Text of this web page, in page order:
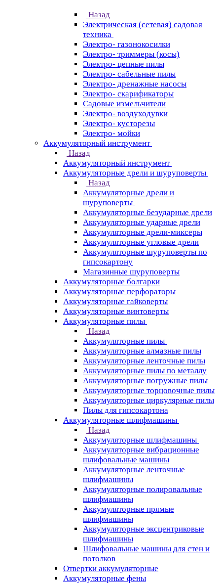
Назад
Электрическая (сетевая) садовая
техника
Электро- газонокосилки
Электро- триммеры (косы)
Электро- цепные пилы
Электро- сабельные пилы
Электро- дренажные насосы
Электро- скарификаторы
Садовые измельчители
Электро- воздуходувки
Электро- кусторезы
Электро- мойки
Аккумуляторный инструмент
Назад
Аккумуляторный инструмент
Аккумуляторные дрели и шуруповерты
Назад
Аккумуляторные дрели и
шуруповерты
Аккумуляторные безударные дрели
Аккумуляторные ударные дрели
Аккумуляторные дрели-миксеры
Аккумуляторные угловые дрели
Аккумуляторные шуруповерты по
гипсокартону
Магазинные шуруповерты
Аккумуляторные болгарки
Аккумуляторные перфораторы
Аккумуляторные гайковерты
Аккумуляторные винтоверты
Аккумуляторные пилы
Назад
Аккумуляторные пилы
Аккумуляторные алмазные пилы
Аккумуляторные ленточные пилы
Аккумуляторные пилы по металлу
Аккумуляторные погружные пилы
Аккумуляторные торцовочные пилы
Аккумуляторные циркулярные пилы
Пилы для гипсокартона
Аккумуляторные шлифмашины
Назад
Аккумуляторные шлифмашины
Аккумуляторные вибрационные
шлифовальные машины
Аккумуляторные ленточные
шлифмашины
Аккумуляторные полировальные
шлифмашины
Аккумуляторные прямые
шлифмашины
Аккумуляторные эксцентриковые
шлифмашины
Шлифовальные машины для стен и
потолков
Отвертки аккумуляторные
Аккумуляторные фены